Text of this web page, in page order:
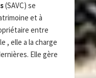
(SAVC) se
et à
entre
, elle a la charge
Elle gère